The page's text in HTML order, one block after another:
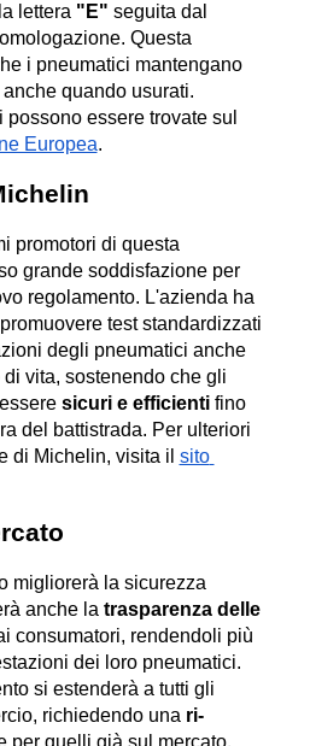
lettera "E" seguita dal
Questa
i pneumatici mantengano
quando usurati.
Europea.
promotori di questa
grande soddisfazione per
regolamento. L'azienda ha
test standardizzati
degli pneumatici anche
vita, sostenendo che gli
sicuri e efficienti fino
del battistrada. Per ulteriori
di Michelin, visita il sito
migliorerà la sicurezza
anche la trasparenza delle
consumatori, rendendoli più
dei loro pneumatici.
si estenderà a tutti gli
richiedendo una ri-